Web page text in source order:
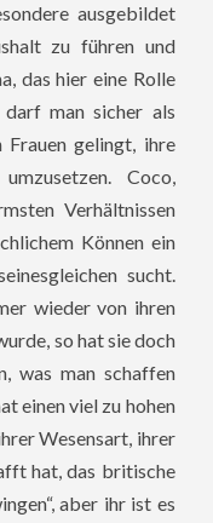
ausgebildet
zu führen und
das hier eine Rolle
man sicher als
Frauen gelingt, ihre
Coco,
Verhältnissen
Können ein
sucht.
wieder von ihren
so hat sie doch
was man schaffen
einen viel zu hohen
Wesensart, ihrer
hat, das britische
aber ihr ist es